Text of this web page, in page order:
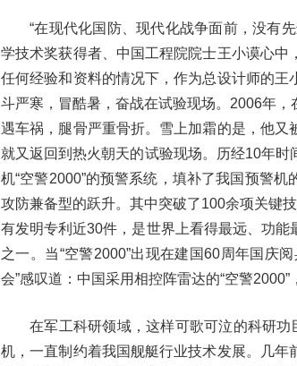
“在现代化国防、现代化战争面前，没有
学技术奖获得者、中国工程院院士王小谟心
任何经验和资料的情况下，作为总设计师的王
斗严寒，冒酷暑，奋战在试验现场。2006年
遇车祸，腿骨严重骨折。雪上加霜的是，他
就又返回到热火朝天的试验现场。历经10年
机“空警2000”的预警系统，填补了我国预警
攻防兼备型的跃升。其中突破了100余项关键
有发明专利近30件，是世界上看得最远、功
之一。当“空警2000”出现在建国60周年国庆
会”感叹道：中国采用相控阵雷达的“空警2000”
在军工科研领域，这样可歌可泣的科研功
机，一直制约着我国舰艇行业技术发展。几